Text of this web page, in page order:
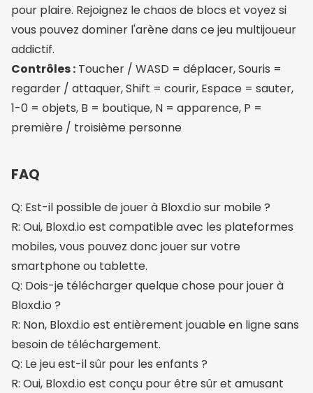
pour plaire. Rejoignez le chaos de blocs et voyez si
vous pouvez dominer l'arène dans ce jeu multijoueur
addictif.
Contrôles : Toucher / WASD = déplacer, Souris =
regarder / attaquer, Shift = courir, Espace = sauter,
1-0 = objets, B = boutique, N = apparence, P =
première / troisième personne
FAQ
Q: Est-il possible de jouer à Bloxd.io sur mobile ?
R: Oui, Bloxd.io est compatible avec les plateformes
mobiles, vous pouvez donc jouer sur votre
smartphone ou tablette.
Q: Dois-je télécharger quelque chose pour jouer à
Bloxd.io ?
R: Non, Bloxd.io est entièrement jouable en ligne sans
besoin de téléchargement.
Q: Le jeu est-il sûr pour les enfants ?
R: Oui, Bloxd.io est conçu pour être sûr et amusant